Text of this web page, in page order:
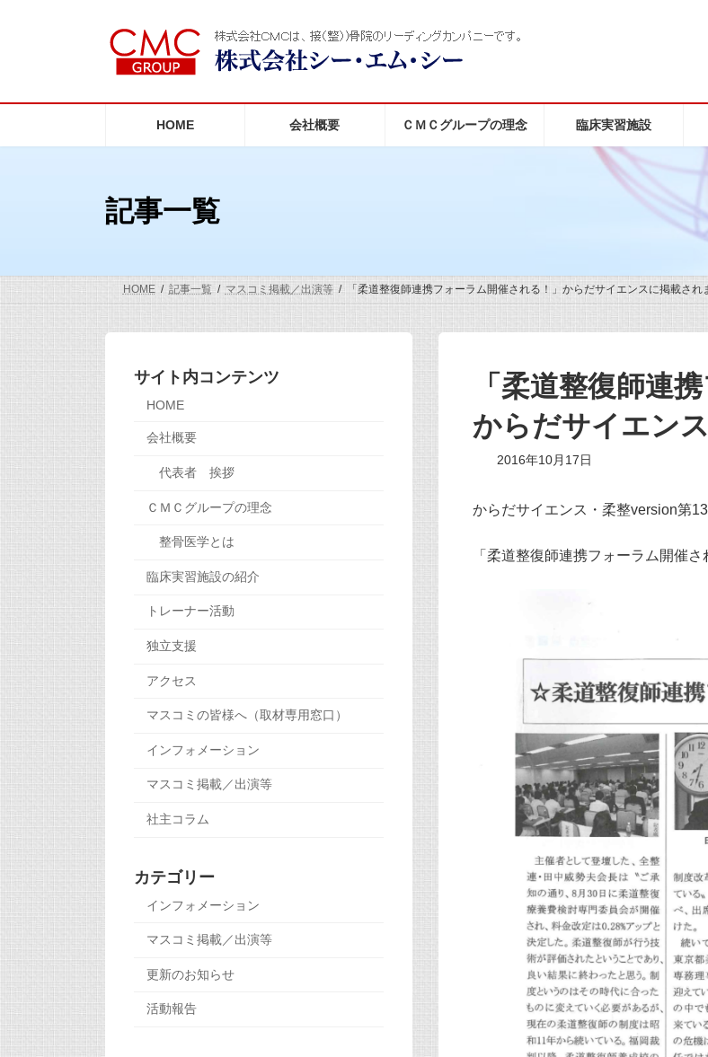
へ
ョ
HOME 会社概要 ＣＭＣグループの理念 臨床実習施設
記事一覧
HOME 記事一覧 マスコミ掲載／出演等 「柔道整復師連携フォーラム開催される！」からだサイエンスに掲載され
「柔道整復師連
からだサイエン
2016年10月17日
からだサイエンス・柔整version第
「柔道整復師連携フォーラム開催さ
サイト内コンテンツ
HOME
会社概要
代表者 挨拶
ＣＭＣグループの理念
整骨医学とは
臨床実習施設の紹介
トレーナー活動
独立支援
アクセス
マスコミの皆様へ（取材専用窓口）
インフォメーション
マスコミ掲載／出演等
社主コラム
カテゴリー
インフォメーション
マスコミ掲載／出演等
更新のお知らせ
活動報告